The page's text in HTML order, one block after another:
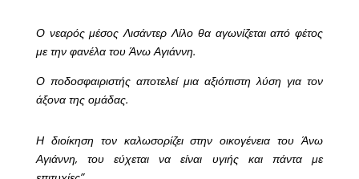
Ο νεαρός μέσος Λισάντερ Λίλο θα αγωνίζεται από φέτος
με την φανέλα του Άνω Αγιάννη.
Ο ποδοσφαιριστής αποτελεί μια αξιόπιστη λύση για τον
άξονα της ομάδας.
Η διοίκηση τον καλωσορίζει στην οικογένεια του Άνω
Αγιάννη, του εύχεται να είναι υγιής και πάντα με